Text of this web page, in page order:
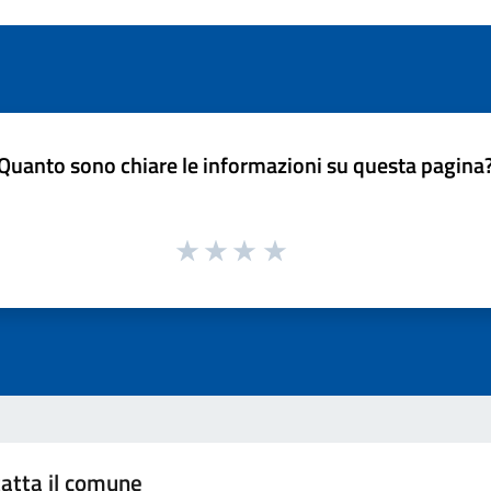
sono chiare le informazioni su questa
il comune